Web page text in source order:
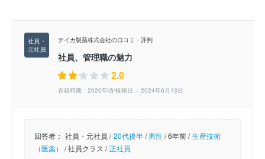
テイカ製薬株式会社の口コミ・評判
社員、管理職の魅力
2.0
在籍時期：2020年頃/投稿日： 2024年6月13日
回答者： 社員・元社員 / 20代後半/男性/6年前 / 生産技術
（医薬） /社員クラス / 正社員